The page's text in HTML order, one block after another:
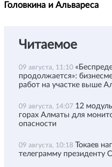
Головкина и Альвареса
Читаемое
09 августа, 11:10
продолжается»:
работ на участке выше
09 августа, 14:07 12
горах Алматы для
опасности
09 августа, 10:18 Токаев
телеграмму президенту